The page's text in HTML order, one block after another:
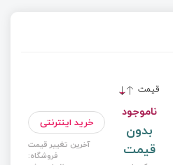
قیمت
ناموجود
بدون
قیمت
خرید اینترنتی
آخرین تغییر قیمت
فروشگاه: